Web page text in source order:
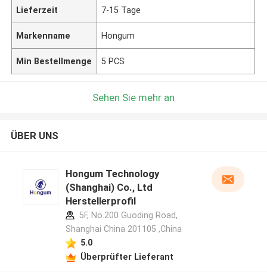
Lieferzeit 7-15 Tage
Markenname Hongum
Min Bestellmenge 5 PCS
Sehen Sie mehr an
ÜBER UNS
Hongum Technology
(Shanghai) Co., Ltd
Herstellerprofil
5F, No.200 Guoding Road,
Shanghai China 201105 ,China
5.0
Überprüfter Lieferant